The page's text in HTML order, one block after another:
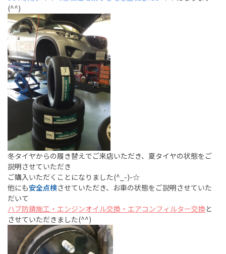
(^^)
冬タイヤからの履き替えでご来店いただき、夏タイヤの状態をご
説明させていただき
ご購入いただくことになりました(^_-)-☆
他にも安全点検させていただき、お車の状態をご説明させていた
だいて
ハブ防錆施工・エンジンオイル交換・エアコンフィルター交換 と
させていただきました(^^)